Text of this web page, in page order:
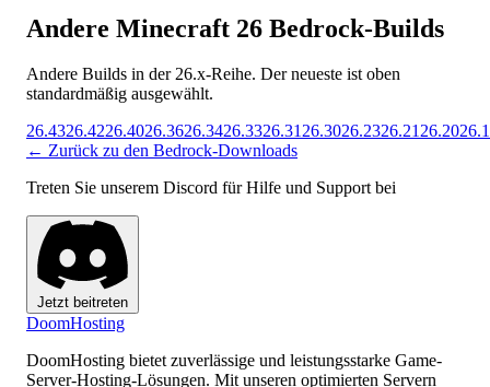
Andere Minecraft 26 Bedrock-Builds
Andere Builds in der 26.x-Reihe. Der neueste ist oben
standardmäßig ausgewählt.
26.4326.4226.4026.3626.3426.3326.3126.3026.2326.2126.20
← Zurück zu den Bedrock-Downloads
Treten Sie unserem Discord für Hilfe und Support bei
Jetzt beitreten
DoomHosting
DoomHosting bietet zuverlässige und leistungsstarke Game-
Server-Hosting-Lösungen. Mit unseren optimierten Servern